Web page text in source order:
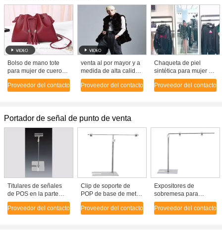
Bolso de mano tote
para mujer de cuero
Pu de moda al por
mayor, bolsos
Proveedor del contacto
venta al por mayor y a
medida de alta calidad
de las mujeres de
invierno chaleco de
Proveedor del contacto
Chaqueta de piel
sintética para mujer de
alta calidad, nueva y al
por mayor de 2018
Proveedor del contacto
Portador de señal de punto de venta
Titulares de señales
de POS en la parte
superior de la mesa
Proveedor del contacto
Clip de soporte de
POP de base de metal
en el mostrador del
supermercado
Proveedor del contacto
Expositores de
sobremesa para
exhibición A3 A4 POS,
Altura ajustable 300-
Proveedor del contacto